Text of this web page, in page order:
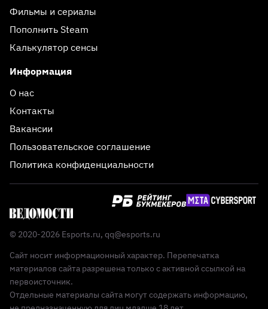
Фильмы и сериалы
Пополнить Steam
Калькулятор сенсы
Информация
О нас
Контакты
Вакансии
Пользовательское соглашение
Политика конфиденциальности
© 2020-2026 Esports.ru, qq@esports.ru
Сайт носит информационный характер. Перепечатка
материалов сайта разрешена только с активной ссылкой на
первоисточник.
Отдельные материалы сайта могут содержать информацию,